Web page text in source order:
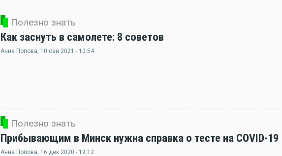
Полезно знать
Как заснуть в самолете: 8 советов
Анна Попова, 10 сен 2021 - 10:54
Полезно знать
Прибывающим в Минск нужна справка о тесте на COVID-19
Анна Попова, 16 дек 2020 - 19:12